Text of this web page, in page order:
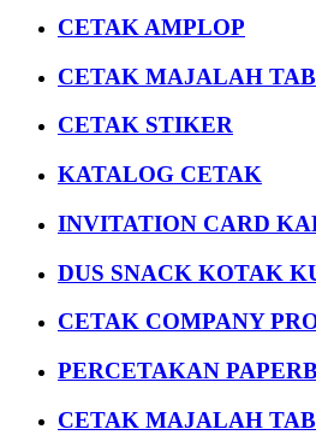
CETAK AMPLOP
CETAK MAJALAH
CETAK STIKER
KATALOG CETAK
INVITATION CARD
DUS SNACK KOTAK
CETAK COMPANY
PERCETAKAN
CETAK MAJALAH